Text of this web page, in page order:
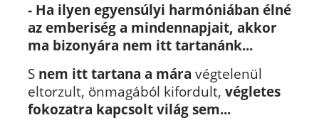
- Ha ilyen egyensúlyi harmóniában élné
az emberiség a mindennapjait, akkor
ma bizonyára nem itt tartanánk...
S nem itt tartana a mára végtelenül
eltorzult, önmagából kifordult, végletes
fokozatra kapcsolt világ sem...